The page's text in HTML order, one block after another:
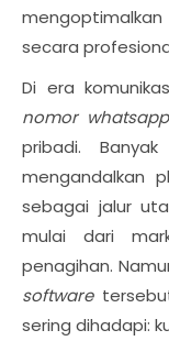
secara
Di era
nomor whatsapp
pribadi.
mengandalkan
sebagai jalur
mulai dari
penagihan.
software
sering dihadapi: